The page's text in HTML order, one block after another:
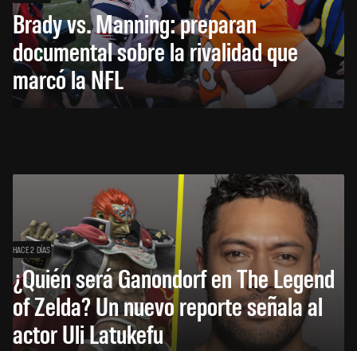
Brady vs. Manning: preparan
documental sobre la rivalidad que
marcó la NFL
HACE 2 DÍAS
¿Quién será Ganondorf en The Legend
of Zelda? Un nuevo reporte señala al
actor Uli Latukefu